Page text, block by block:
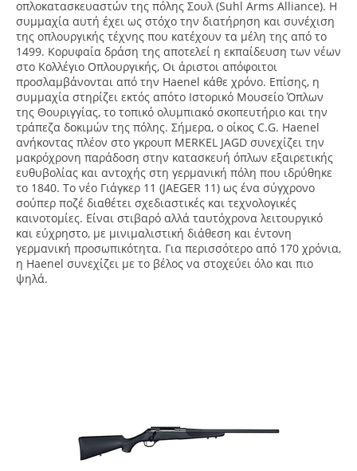
οπλοκατασκευαστών της πόλης Σουλ (Suhl Arms Alliance). Η
συμμαχία αυτή έχει ως στόχο την διατήρηση και συνέχιση
της οπλουργικής τέχνης που κατέχουν τα μέλη της από το
1499. Κορυφαία δράση της αποτελεί η εκπαίδευση των νέων
στο Κολλέγιο Οπλουργικής, Οι άριστοι απόφοιτοι
προσλαμβάνονται από την Haenel κάθε χρόνο. Επίσης, η
συμμαχία στηρίζει εκτός απότο Ιστορικό Μουσείο Όπλων
της Θουριγγίας, το τοπικό ολυμπιακό σκοπευτήριο και την
τράπεζα δοκιμών της πόλης. Σήμερα, ο οίκος C.G. Haenel
ανήκοντας πλέον στο γκρουπ ΜΕRΚΕL JAGD συνεχίζει την
μακρόχρονη παράδοση στην κατασκευή όπλων εξαιρετικής
ευθυβολίας και αντοχής στη γερμανική πόλη που ιδρύθηκε
το 1840. Το νέο Γιάγκερ 11 (JAEGER 11) ως ένα σύγχρονο
σούπερ ποζέ διαθέτει σχεδιαστικές και τεχνολογικές
καινοτομίες. Είναι στιβαρό αλλά ταυτόχρονα λειτουργικό
και εύχρηστο, με μινιμαλιστική διάθεση και έντονη
γερμανική προσωπικότητα. Για περισσότερο από 170 χρόνια,
η Haenel συνεχίζει με το βέλος να στοχεύει όλο και πιο
ψηλά.